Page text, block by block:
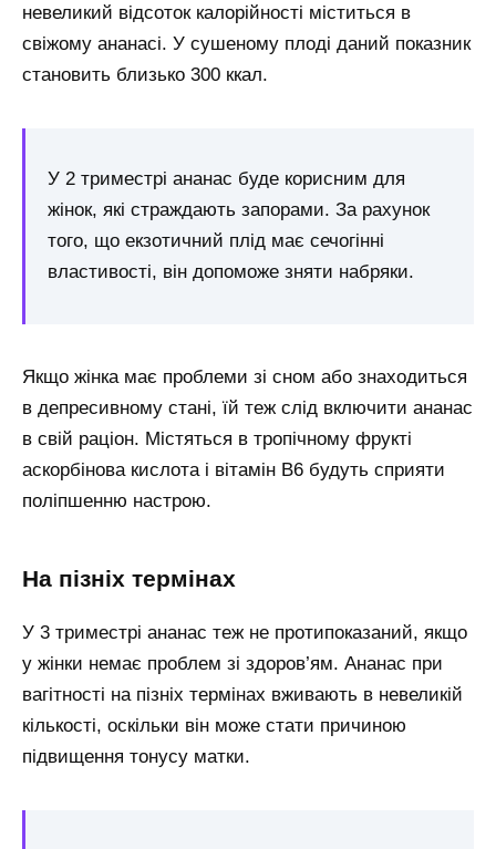
невеликий відсоток калорійності міститься в
свіжому ананасі. У сушеному плоді даний показник
становить близько 300 ккал.
У 2 триместрі ананас буде корисним для
жінок, які страждають запорами. За рахунок
того, що екзотичний плід має сечогінні
властивості, він допоможе зняти набряки.
Якщо жінка має проблеми зі сном або знаходиться
в депресивному стані, їй теж слід включити ананас
в свій раціон. Містяться в тропічному фрукті
аскорбінова кислота і вітамін B6 будуть сприяти
поліпшенню настрою.
На пізніх термінах
У 3 триместрі ананас теж не протипоказаний, якщо
у жінки немає проблем зі здоров’ям. Ананас при
вагітності на пізніх термінах вживають в невеликій
кількості, оскільки він може стати причиною
підвищення тонусу матки.